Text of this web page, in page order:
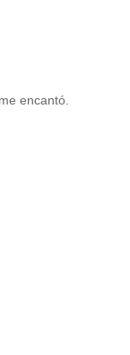
encantó.